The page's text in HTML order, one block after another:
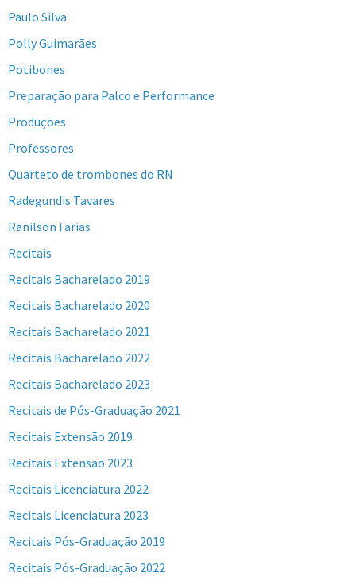
Paulo Silva
Polly Guimarães
Potibones
Preparação para Palco e Performance
Produções
Professores
Quarteto de trombones do RN
Radegundis Tavares
Ranilson Farias
Recitais
Recitais Bacharelado 2019
Recitais Bacharelado 2020
Recitais Bacharelado 2021
Recitais Bacharelado 2022
Recitais Bacharelado 2023
Recitais de Pós-Graduação 2021
Recitais Extensão 2019
Recitais Extensão 2023
Recitais Licenciatura 2022
Recitais Licenciatura 2023
Recitais Pós-Graduação 2019
Recitais Pós-Graduação 2022